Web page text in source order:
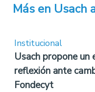
Más en Usach
Institucional
Usach propone un
reflexión ante
Fondecyt